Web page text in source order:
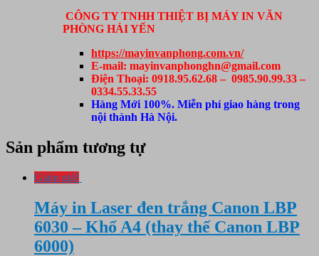
CÔNG TY TNHH THIỆT BỊ MÁY IN VĂN
PHÒNG HẢI YẾN
https://mayinvanphong.com.vn/
E-mail: mayinvanphonghn@gmail.com
Điện Thoại: 0918.95.62.68 – 0985.90.99.33 –
0334.55.33.55
Hàng Mới 100%. Miễn phí giao hàng trong
nội thành Hà Nội.
Sản phẩm tương tự
Giảm giá!
Máy in Laser đen trắng Canon LBP
6030 – Khổ A4 (thay thế Canon LBP
6000)